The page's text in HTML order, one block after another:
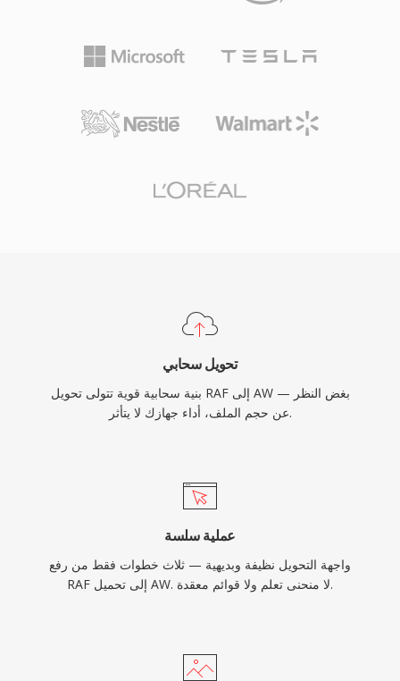
تحويل سحابي
بنية سحابية قوية تتولى تحويل RAF إلى AW — بغض النظر
عن حجم الملف، أداء جهازك لا يتأثر.
عملية سلسة
واجهة التحويل نظيفة وبديهية — ثلاث خطوات فقط من رفع
RAF إلى تحميل AW. لا منحنى تعلم ولا قوائم معقدة.